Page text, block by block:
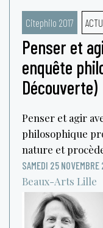
Citephilo 2017
Penser et
enquête
Découverte)
Penser et agir
philosophique
nature et
SAMEDI 25 NOVEMBRE
Beaux-Arts Lille